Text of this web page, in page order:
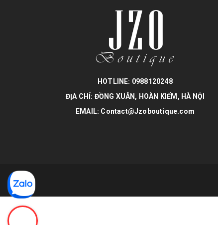
HOTLINE: 0988120248
ĐỊA CHỈ: ĐỒNG XUÂN, HOÀN KIẾM, HÀ NỘI
EMAIL: Contact@Jzoboutique.com